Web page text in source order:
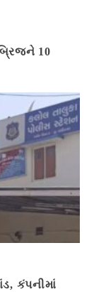
10
કંપનીમાં